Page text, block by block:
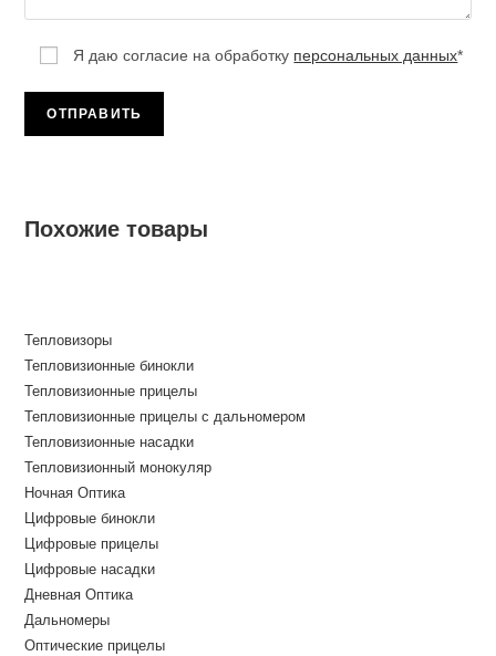
Я даю согласие на обработку персональных данных*
Похожие товары
Тепловизоры
Тепловизионные бинокли
Тепловизионные прицелы
Тепловизионные прицелы с дальномером
Тепловизионные насадки
Тепловизионный монокуляр
Ночная Оптика
Цифровые бинокли
Цифровые прицелы
Цифровые насадки
Дневная Оптика
Дальномеры
Оптические прицелы